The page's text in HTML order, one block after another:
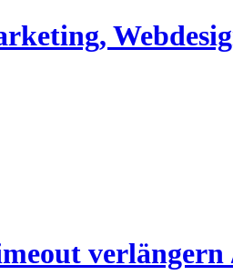
verlängern